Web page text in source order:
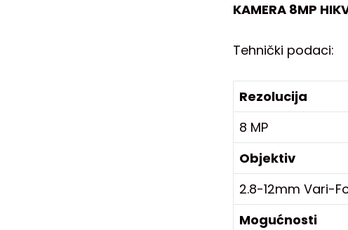
KAMERA 8MP
Tehnički podaci:
Rezolucija
8 MP
Objektiv
2.8-12mm Vari-
Mogućnosti